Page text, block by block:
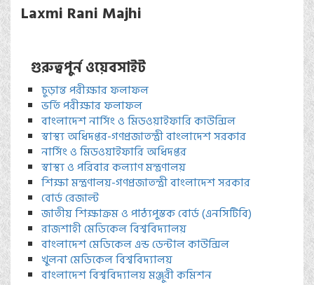
Laxmi Rani Majhi
গুরুত্বপুর্ন ওয়েবসাইট
চুড়ান্ত পরীক্ষার ফলাফল
ভর্তি পরীক্ষার ফলাফল
বাংলাদেশ নার্সিং ও মিডওয়াইফারি কাউন্সিল
স্বাস্থ্য অধিদপ্তর-গণপ্রজাতন্ত্রী বাংলাদেশ সরকার
নার্সিং ও মিডওয়াইফারি অধিদপ্তর
স্বাস্থ্য ও পরিবার কল্যাণ মন্ত্রণালয়
শিক্ষা মন্ত্রণালয়-গণপ্রজাতন্ত্রী বাংলাদেশ সরকার
বোর্ড রেজাল্ট
জাতীয় শিক্ষাক্রম ও পাঠ্যপুস্তক বোর্ড (এনসিটিবি)
রাজশাহী মেডিকেল বিশ্ববিদ্যালয়
বাংলাদেশ মেডিকেল এন্ড ডেন্টাল কাউন্সিল
খুলনা মেডিকেল বিশ্ববিদ্যালয়
বাংলাদেশ বিশ্ববিদ্যালয় মঞ্জুরী কমিশন